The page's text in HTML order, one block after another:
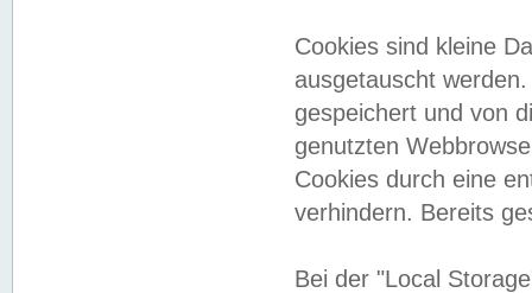
Cookies sind kleine
ausgetauscht
gespeichert und von
genutzten
Cookies durch eine
verhindern. Bereits
Bei der "Local